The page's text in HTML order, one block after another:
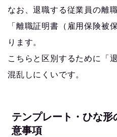
なお、退職する従業員の離
「離職証明書（雇用保険被
ります。
こちらと区別するために「
混乱しにくいです。
テンプレート・ひな
意事項